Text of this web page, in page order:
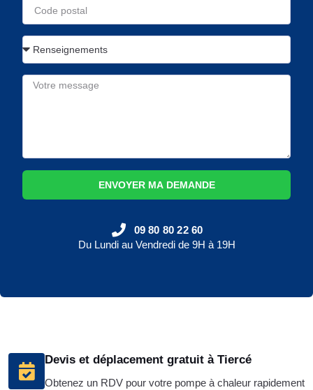
Devis et déplacement gratuit à Tiercé
Obtenez un RDV pour votre pompe à chaleur rapidement
ENVOYER MA DEMANDE
09 80 80 22 60
Du Lundi au Vendredi de 9H à 19H